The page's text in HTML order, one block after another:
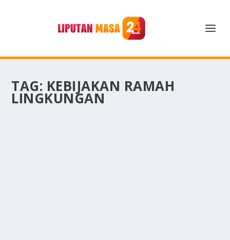
TAG: KEBIJAKAN RAMAH
LINGKUNGAN